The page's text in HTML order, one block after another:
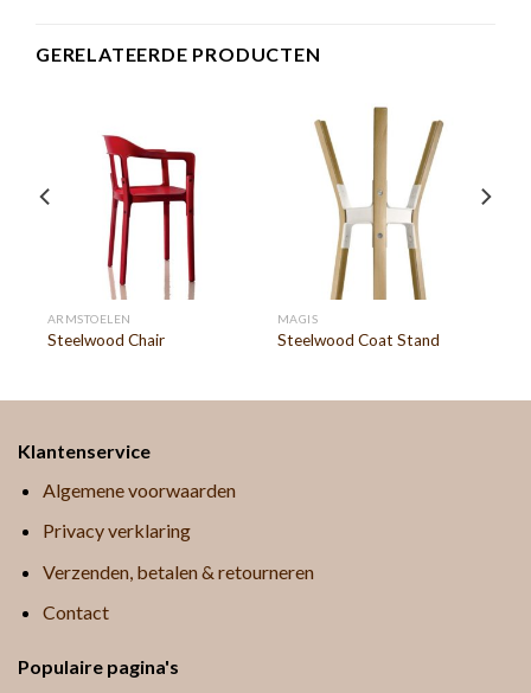
GERELATEERDE PRODUCTEN
ARMSTOELEN
Steelwood Chair
MAGIS
Steelwood Coat Stand
Klantenservice
Algemene voorwaarden
Privacy verklaring
Verzenden, betalen & retourneren
Contact
Populaire pagina's